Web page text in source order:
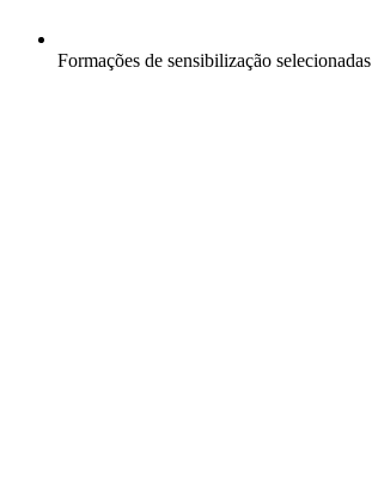
Formações de sensibilização selecionadas